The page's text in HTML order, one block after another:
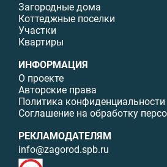
Загородные дома
Коттеджные поселки
Участки
Квартиры
ИНФОРМАЦИЯ
О проекте
Авторские права
Политика конфиденциальности
Соглашение на обработку
РЕКЛАМОДАТЕЛЯМ
info@zagorod.spb.ru